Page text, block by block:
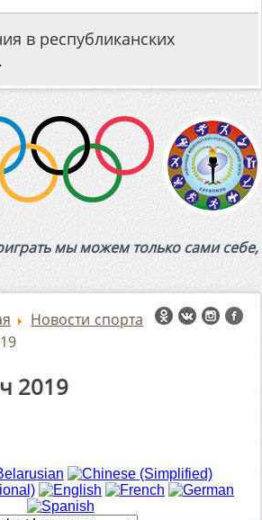
в республиканских
мы можем только сами себе,
Новости спорта
2019